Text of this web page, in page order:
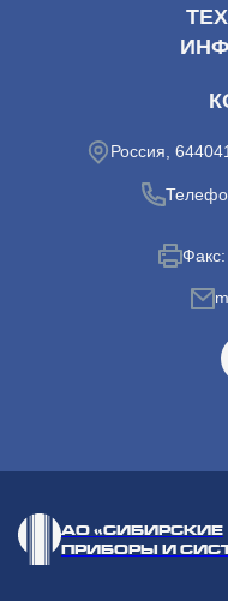
Россия,
Факс:
АО «СИБИРСКИЕ
ПРИБОРЫ И